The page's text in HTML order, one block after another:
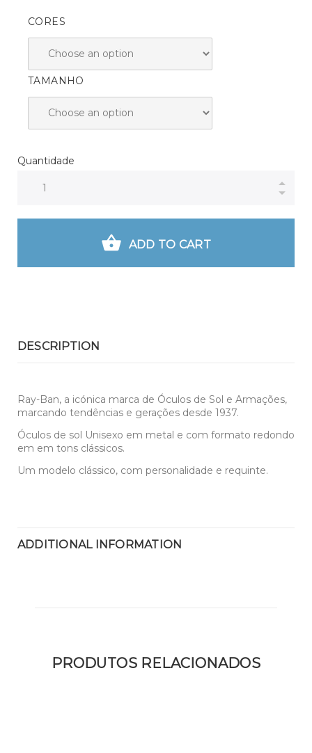
CORES
TAMANHO
Quantidade
ADD TO CART
DESCRIPTION
Ray-Ban, a icónica marca de Óculos de Sol e Armações,
marcando tendências e gerações desde 1937.
Óculos de sol Unisexo em metal e com formato redondo
em em tons clássicos.
Um modelo clássico, com personalidade e requinte.
ADDITIONAL INFORMATION
PRODUTOS RELACIONADOS